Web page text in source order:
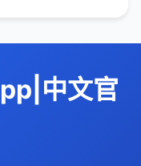
中文官